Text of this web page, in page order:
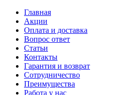
Главная
Акции
Оплата и доставка
Вопрос ответ
Статьи
Контакты
Гарантия и возврат
Сотрудничество
Преимущества
Работа у нас